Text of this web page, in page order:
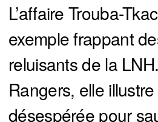
L’affaire Trouba-
exemple frappant
reluisants de la
Rangers, elle
désespérée pour